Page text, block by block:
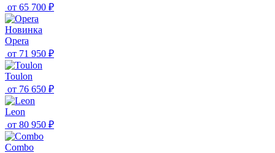
от 65 700 ₽
Новинка
Opera
от 71 950 ₽
Toulon
от 76 650 ₽
Leon
от 80 950 ₽
Combo